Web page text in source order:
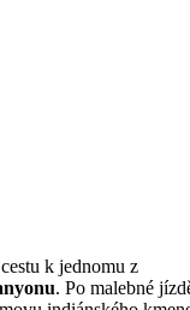
k jednomu z
. Po malebné